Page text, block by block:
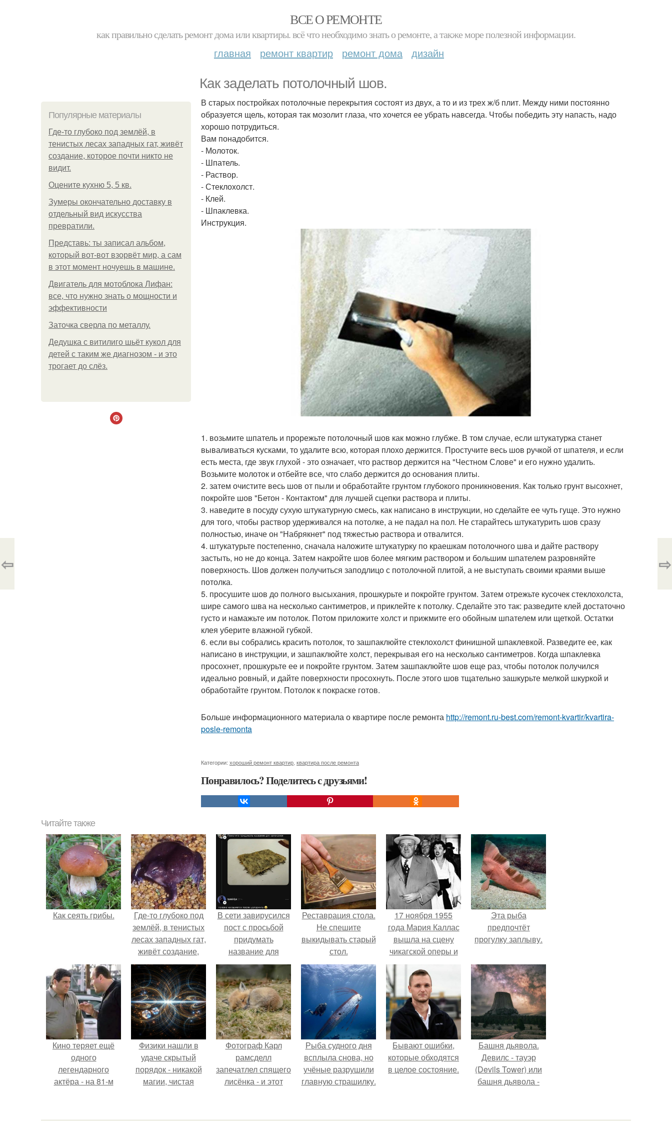
ВСЕ О РЕМОНТЕ
как правильно сделать ремонт дома или квартиры. всё что необходимо знать о ремонте, а также море полезной информации.
главная ремонт квартир ремонт дома дизайн
Как заделать потолочный шов.
Популярные материалы
Где-то глубоко под землёй, в
тенистых лесах западных гат, живёт
создание, которое почти никто не
видит.
Оцените кухню 5, 5 кв.
Зумеры окончательно доставку в
отдельный вид искусства
превратили.
Представь: ты записал альбом,
который вот-вот взорвёт мир, а сам
в этот момент ночуешь в машине.
Двигатель для мотоблока Лифан:
все, что нужно знать о мощности и
эффективности
Заточка сверла по металлу.
Дедушка с витилиго шьёт кукол для
детей с таким же диагнозом - и это
трогает до слёз.
В старых постройках потолочные перекрытия состоят из двух, а то и из трех ж/б плит. Между ними постоянно
образуется щель, которая так мозолит глаза, что хочется ее убрать навсегда. Чтобы победить эту напасть, надо
хорошо потрудиться.
Вам понадобится.
- Молоток.
- Шпатель.
- Раствор.
- Стеклохолст.
- Клей.
- Шпаклевка.
Инструкция.
1. возьмите шпатель и прорежьте потолочный шов как можно глубже. В том случае, если штукатурка станет
вываливаться кусками, то удалите всю, которая плохо держится. Простучите весь шов ручкой от шпателя, и если
есть места, где звук глухой - это означает, что раствор держится на "Честном Слове" и его нужно удалить.
Возьмите молоток и отбейте все, что слабо держится до основания плиты.
2. затем очистите весь шов от пыли и обработайте грунтом глубокого проникновения. Как только грунт высохнет,
покройте шов "Бетон - Контактом" для лучшей сцепки раствора и плиты.
3. наведите в посуду сухую штукатурную смесь, как написано в инструкции, но сделайте ее чуть гуще. Это нужно
для того, чтобы раствор удерживался на потолке, а не падал на пол. Не старайтесь штукатурить шов сразу
полностью, иначе он "Набрякнет" под тяжестью раствора и отвалится.
4. штукатурьте постепенно, сначала наложите штукатурку по краешкам потолочного шва и дайте раствору
застыть, но не до конца. Затем накройте шов более мягким раствором и большим шпателем разровняйте
поверхность. Шов должен получиться заподлицо с потолочной плитой, а не выступать своими краями выше
потолка.
5. просушите шов до полного высыхания, прошкурьте и покройте грунтом. Затем отрежьте кусочек стеклохолста,
шире самого шва на несколько сантиметров, и приклейте к потолку. Сделайте это так: разведите клей достаточно
густо и намажьте им потолок. Потом приложите холст и прижмите его обойным шпателем или щеткой. Остатки
клея уберите влажной губкой.
6. если вы собрались красить потолок, то зашпаклюйте стеклохолст финишной шпаклевкой. Разведите ее, как
написано в инструкции, и зашпаклюйте холст, перекрывая его на несколько сантиметров. Когда шпаклевка
просохнет, прошкурьте ее и покройте грунтом. Затем зашпаклюйте шов еще раз, чтобы потолок получился
идеально ровный, и дайте поверхности просохнуть. После этого шов тщательно зашкурьте мелкой шкуркой и
обработайте грунтом. Потолок к покраске готов.
Больше информационного материала о квартире после ремонта http://remont.ru-best.com/remont-kvartir/kvartira-
posle-remonta
Категории: хороший ремонт квартир квартира после ремонта
Понравилось? Поделитесь с друзьями!
⇦ ⇨
Читайте также
Как сеять грибы.
Где-то глубоко под
землёй, в тенистых
лесах западных гат,
живёт создание,
которое почти никто
не видит.
В сети завирусился
пост с просьбой
придумать
название для
домашней
запеканки.
Реставрация стола.
Не спешите
выкидывать старый
стол.
17 ноября 1955
года Мария Каллас
вышла на сцену
чикагской оперы и
сорвала овации.
Эта рыба
предпочтёт
прогулку заплыву.
Кино теряет ещё
одного
легендарного
актёра - на 81-м
Физики нашли в
удаче скрытый
порядок - никакой
магии, чистая
Фотограф Карл
рамсделл
запечатлел спящего
лисёнка - и этот
самое суровое
Рыба судного дня
всплыла снова, но
учёные разрушили
главную страшилку.
Бывают ошибки,
которые обходятся
в целое состояние.
Башня дьявола.
Девилс - тауэр
(Devils Tower) или
башня дьявола -
происхождения